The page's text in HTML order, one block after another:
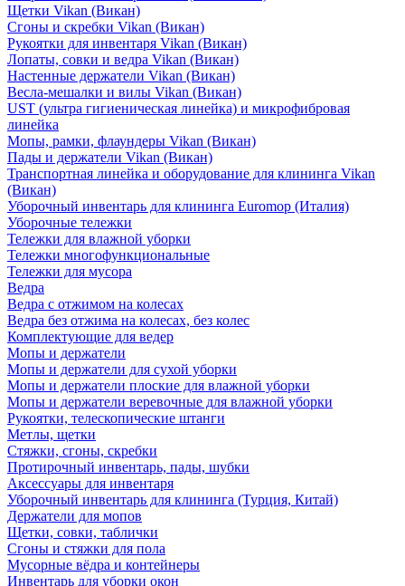
Щетки Vikan (Викан)
Сгоны и скребки Vikan (Викан)
Рукоятки для инвентаря Vikan (Викан)
Лопаты, совки и ведра Vikan (Викан)
Настенные держатели Vikan (Викан)
Весла-мешалки и вилы Vikan (Викан)
UST (ультра гигиеническая линейка) и микрофибровая
линейка
Мопы, рамки, флаундеры Vikan (Викан)
Пады и держатели Vikan (Викан)
Транспортная линейка и оборудование для клининга Vikan
(Викан)
Уборочный инвентарь для клининга Euromop (Италия)
Уборочные тележки
Тележки для влажной уборки
Тележки многофункциональные
Тележки для мусора
Ведра
Ведра с отжимом на колесах
Ведра без отжима на колесах, без колес
Комплектующие для ведер
Мопы и держатели
Мопы и держатели для сухой уборки
Мопы и держатели плоские для влажной уборки
Мопы и держатели веревочные для влажной уборки
Рукоятки, телескопические штанги
Метлы, щетки
Стяжки, сгоны, скребки
Протирочный инвентарь, пады, шубки
Аксессуары для инвентаря
Уборочный инвентарь для клининга (Турция, Китай)
Держатели для мопов
Щетки, совки, таблички
Сгоны и стяжки для пола
Мусорные вёдра и контейнеры
Инвентарь для уборки окон